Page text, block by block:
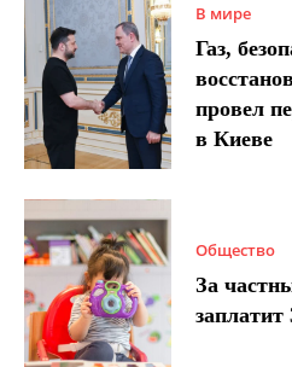
В мире
Газ,
провел
в Киеве
Общество
За